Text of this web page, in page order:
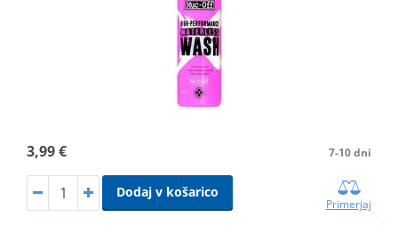
3,99 € 7-10 dni
Dodaj v košarico
Primerjaj